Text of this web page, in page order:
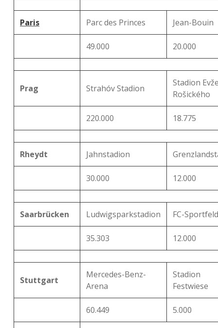
Paris Parc des Princes Jean-Bouin
49.000 20.000
Prag Strahóv Stadion
Stadion
Rošického
220.000 18.775
Rheydt Jahnstadion
30.000 12.000
Saarbrücken Ludwigsparkstadion FC-Sportfeld
35.303 12.000
Stuttgart
Mercedes-Benz-
Arena
Stadion
Festwiese
60.449 5.000